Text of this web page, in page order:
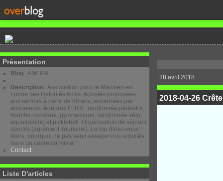
Présentation
Blog : AMFRA
Description : Association pour le Maintien en
Forme des Retraités Actifs. Activités proposées
aux seniors à partir de 50 ans, encadrées par
animateurs fédéraux FFRS : randonnée pédestre,
marche nordique, gymnastique, randonnée vélo,
aquatraining et pickleball. Organisation de séjours
sportifs (agrément Tourisme). Le top diriez-vous !
Alors, pourquoi ne pas venir essayer nos activités
dans un cadre convivial !
Contact
Liste D'articles
28 avril 2018
2018-04-26